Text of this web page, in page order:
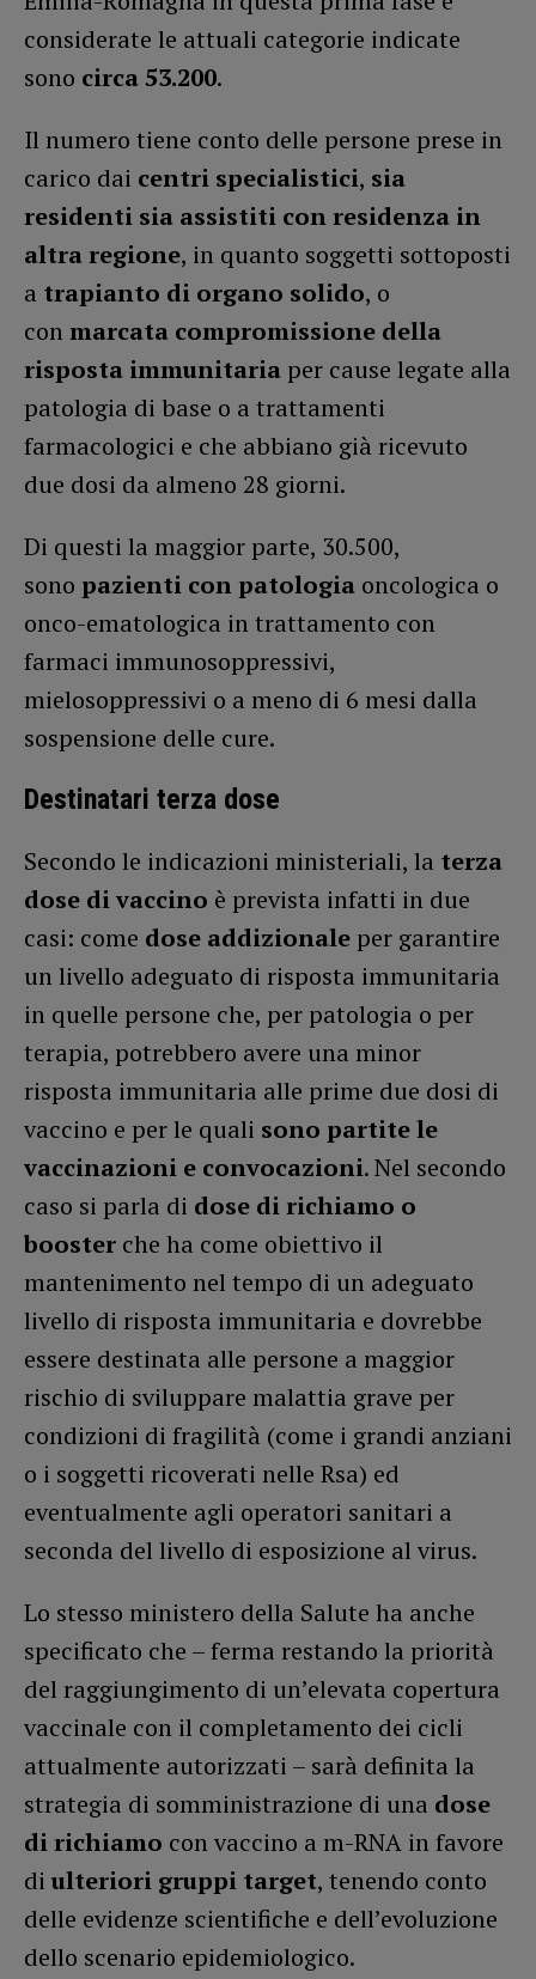
considerate le attuali categorie indicate
sono circa53.200.
Il numero tiene conto delle persone prese in
carico dai centri specialistici, sia
residenti sia assistiti con residenza in
altra regione, in quanto soggetti sottoposti
a trapianto di organo solido, o
conmarcata compromissione della
risposta immunitaria per cause legate alla
patologia di base o a trattamenti
farmacologici e che abbiano già ricevuto
due dosi da almeno 28 giorni.
Di questi la maggior parte, 30.500,
sono pazienti con patologia oncologica o
onco-ematologica in trattamento con
farmaci immunosoppressivi,
mielosoppressivi o a meno di 6 mesi dalla
sospensione delle cure.
Destinatari terza dose
Secondo le indicazioni ministeriali, la terza
dose di vaccino è prevista infatti in due
casi: come dose addizionale per garantire
un livello adeguato di risposta immunitaria
in quelle persone che, per patologia o per
terapia, potrebbero avere una minor
risposta immunitaria alle prime due dosi di
vaccino e per le quali sono partite le
vaccinazioni e convocazioni. Nel secondo
caso si parla di dose di richiamo o
booster che ha come obiettivo il
mantenimento nel tempo di un adeguato
livello di risposta immunitaria e dovrebbe
essere destinata alle persone a maggior
rischio di sviluppare malattia grave per
condizioni di fragilità (come i grandi anziani
o i soggetti ricoverati nelle Rsa) ed
eventualmente agli operatori sanitari a
seconda del livello di esposizione al virus.
Lo stesso ministero della Salute ha anche
specificato che – ferma restando la priorità
del raggiungimento di un’elevata copertura
vaccinale con il completamento dei cicli
attualmente autorizzati – sarà definita la
strategia di somministrazione di una dose
di richiamo con vaccino a m-RNA in favore
di ulteriori gruppi target, tenendo conto
delle evidenze scientifiche e dell’evoluzione
dello scenario epidemiologico.